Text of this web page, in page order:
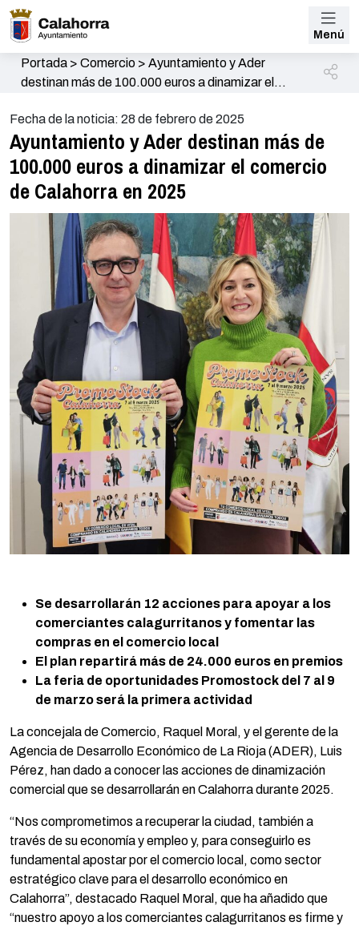
Menú
Portada> Comercio> Ayuntamiento y Ader
destinan más de 100.000 euros a dinamizar el
Fecha de la noticia: 28 de febrero de 2025
Ayuntamiento y Ader destinan más de
100.000 euros a dinamizar el comercio
de Calahorra en 2025
Se desarrollarán 12 acciones para apoyar a los
comerciantes calagurritanos y fomentar las
compras en el comercio local
El plan repartirá más de 24.000 euros en premios
La feria de oportunidades Promostock del 7 al 9
de marzo será la primera actividad
La concejala de Comercio, Raquel Moral, y el gerente de la
Agencia de Desarrollo Económico de La Rioja (ADER), Luis
Pérez, han dado a conocer las acciones de dinamización
comercial que se desarrollarán en Calahorra durante 2025.
“Nos comprometimos a recuperar la ciudad, también a
través de su economía y empleo y, para conseguirlo es
fundamental apostar por el comercio local, como sector
estratégico clave para el desarrollo económico en
Calahorra”, destacado Raquel Moral, que ha añadido que
“nuestro apoyo a los comerciantes calagurritanos es firme y